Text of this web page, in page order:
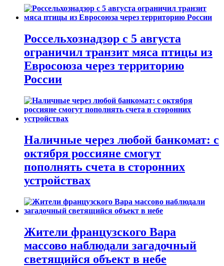
Россельхознадзор с 5 августа
ограничил транзит мяса птицы из
Евросоюза через территорию
России
Наличные через любой банкомат: с
октября россияне смогут
пополнять счета в сторонних
устройствах
Жители французского Вара
массово наблюдали загадочный
светящийся объект в небе